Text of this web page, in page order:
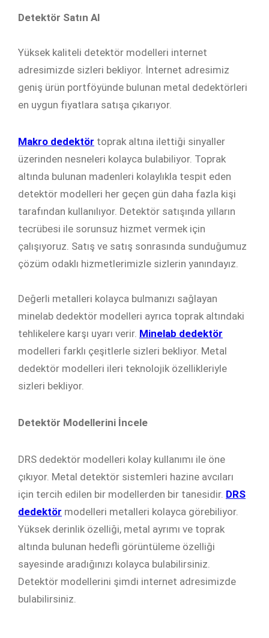
Detektör Satın Al
Yüksek kaliteli detektör modelleri internet
adresimizde sizleri bekliyor. İnternet adresimiz
geniş ürün portföyünde bulunan metal dedektörleri
en uygun fiyatlara satışa çıkarıyor.
Makro dedektör toprak altına ilettiği sinyaller
üzerinden nesneleri kolayca bulabiliyor. Toprak
altında bulunan madenleri kolaylıkla tespit eden
detektör modelleri her geçen gün daha fazla kişi
tarafından kullanılıyor. Detektör satışında yılların
tecrübesi ile sorunsuz hizmet vermek için
çalışıyoruz. Satış ve satış sonrasında sunduğumuz
çözüm odaklı hizmetlerimizle sizlerin yanındayız.
Değerli metalleri kolayca bulmanızı sağlayan
minelab dedektör modelleri ayrıca toprak altındaki
tehlikelere karşı uyarı verir. Minelab dedektör
modelleri farklı çeşitlerle sizleri bekliyor. Metal
dedektör modelleri ileri teknolojik özellikleriyle
sizleri bekliyor.
Detektör Modellerini İncele
DRS dedektör modelleri kolay kullanımı ile öne
çıkıyor. Metal detektör sistemleri hazine avcıları
için tercih edilen bir modellerden bir tanesidir. DRS
dedektör modelleri metalleri kolayca görebiliyor.
Yüksek derinlik özelliği, metal ayrımı ve toprak
altında bulunan hedefli görüntüleme özelliği
sayesinde aradığınızı kolayca bulabilirsiniz.
Detektör modellerini şimdi internet adresimizde
bulabilirsiniz.